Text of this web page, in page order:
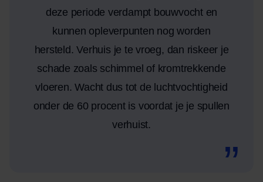
deze periode verdampt bouwvocht en
kunnen opleverpunten nog worden
hersteld. Verhuis je te vroeg, dan riskeer je
schade zoals schimmel of kromtrekkende
vloeren. Wacht dus tot de luchtvochtigheid
onder de 60 procent is voordat je je spullen
verhuist.